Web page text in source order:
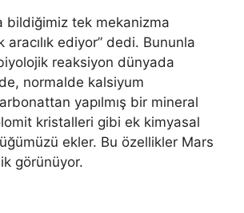
bildiğimiz tek mekanizma
aracılık ediyor” dedi. Bununla
reaksiyon dünyada
normalde kalsiyum
yapılmış bir mineral
kristalleri gibi ek kimyasal
ekler. Bu özellikler Mars
görünüyor.